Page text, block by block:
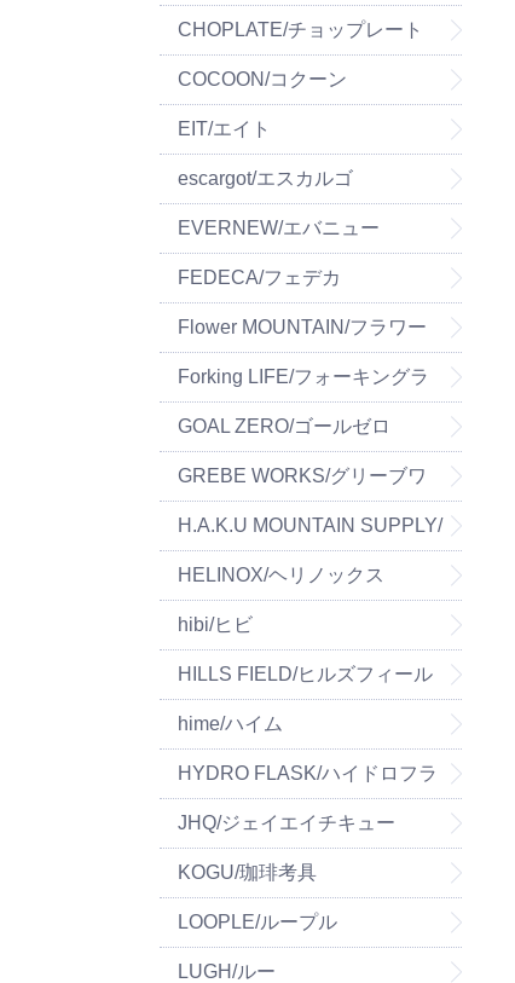
メント
CHOPLATE/チョップレート
COCOON/コクーン
EIT/エイト
escargot/エスカルゴ
EVERNEW/エバニュー
FEDECA/フェデカ
Flower MOUNTAIN/フラワー
マウンテン
Forking LIFE/フォーキングラ
イフ
GOAL ZERO/ゴールゼロ
GREBE WORKS/グリーブワ
ークス
H.A.K.U MOUNTAIN SUPPLY/
ハク マウンテン サプライ
HELINOX/ヘリノックス
hibi/ヒビ
HILLS FIELD/ヒルズフィール
ド
hime/ハイム
HYDRO FLASK/ハイドロフラ
スク
JHQ/ジェイエイチキュー
KOGU/珈琲考具
LOOPLE/ループル
LUGH/ルー